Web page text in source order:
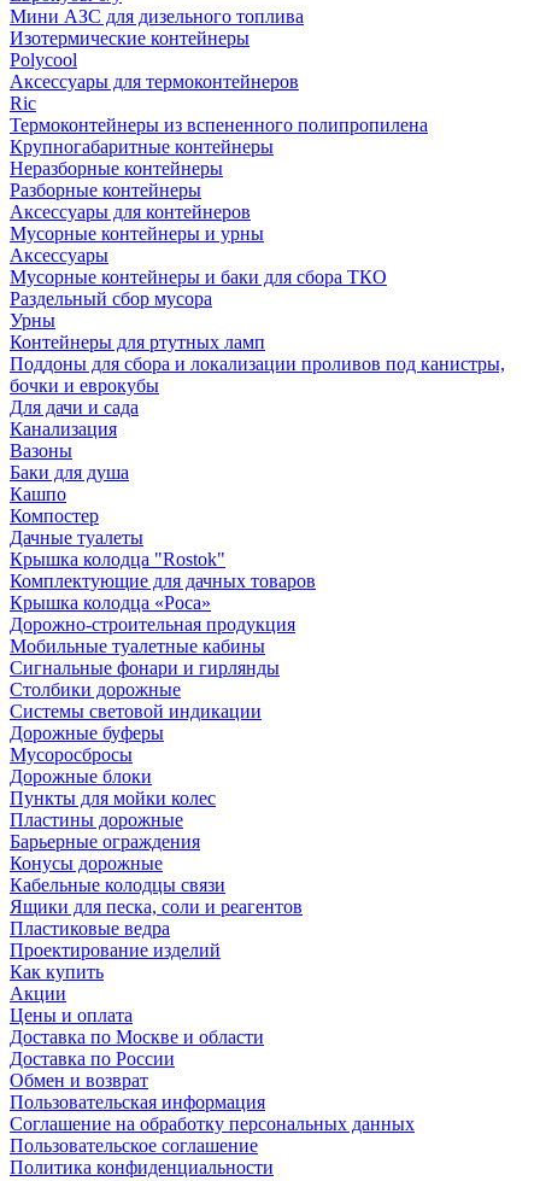
Мини АЗС для дизельного топлива
Изотермические контейнеры
Polycool
Аксессуары для термоконтейнеров
Ric
Термоконтейнеры из вспененного полипропилена
Крупногабаритные контейнеры
Неразборные контейнеры
Разборные контейнеры
Аксессуары для контейнеров
Мусорные контейнеры и урны
Аксессуары
Мусорные контейнеры и баки для сбора ТКО
Раздельный сбор мусора
Урны
Контейнеры для ртутных ламп
Поддоны для сбора и локализации проливов под канистры,
бочки и еврокубы
Для дачи и сада
Канализация
Вазоны
Баки для душа
Кашпо
Компостер
Дачные туалеты
Крышка колодца "Rostok"
Комплектующие для дачных товаров
Крышка колодца «Роса»
Дорожно-строительная продукция
Мобильные туалетные кабины
Сигнальные фонари и гирлянды
Столбики дорожные
Системы световой индикации
Дорожные буферы
Мусоросбросы
Дорожные блоки
Пункты для мойки колес
Пластины дорожные
Барьерные ограждения
Конусы дорожные
Кабельные колодцы связи
Ящики для песка, соли и реагентов
Пластиковые ведра
Проектирование изделий
Как купить
Акции
Цены и оплата
Доставка по Москве и области
Доставка по России
Обмен и возврат
Пользовательская информация
Соглашение на обработку персональных данных
Пользовательское соглашение
Политика конфиденциальности